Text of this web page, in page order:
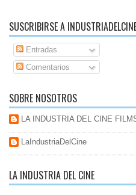
SUSCRIBIRSE A
Entradas
Comentarios
SOBRE NOSOTROS
LA INDUSTRIA DEL CINE
LaIndustriaDelCine
LA INDUSTRIA DEL CINE